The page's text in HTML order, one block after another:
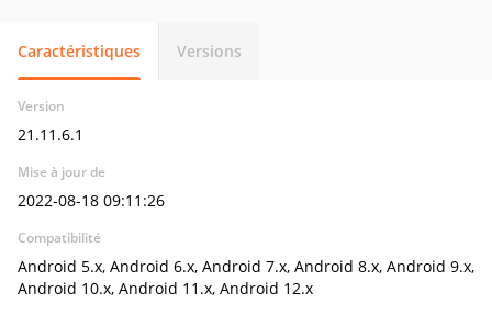
Caractéristiques Versions
Version
21.11.6.1
Mise à jour de
2022-08-18 09:11:26
Compatibilité
Android 5.x, Android 6.x, Android 7.x, Android 8.x, Android 9.x,
Android 10.x, Android 11.x, Android 12.x